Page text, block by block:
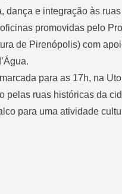
dança e integração às
promovidas pelo
de Pirenópolis) com
para as 17h, na
pelas ruas históricas da
para uma atividade